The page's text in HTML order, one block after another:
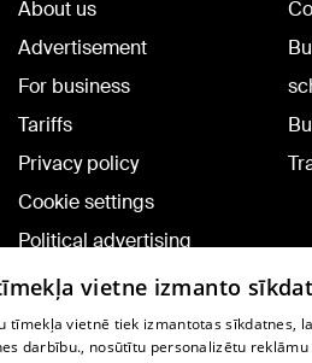
About us
Advertisement
For business
Tariffs
Privacy policy
Cookie settings
Political advertising
Cookie policy
Commenting terms
vietne izmanto
tīmekļa vietnē tiek izmantotas sīkdatnes,
darbību., nosūtītu personalizētu